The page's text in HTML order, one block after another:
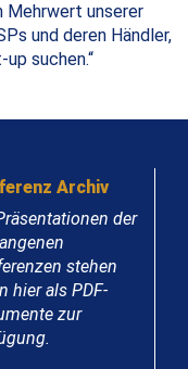
Mehrwert unserer
und deren Händler,
suchen.“
Archiv
der
stehen
hier als PDF-
zur